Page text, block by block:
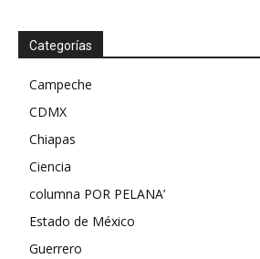
Categorías
Campeche
CDMX
Chiapas
Ciencia
columna POR PELANA’
Estado de México
Guerrero